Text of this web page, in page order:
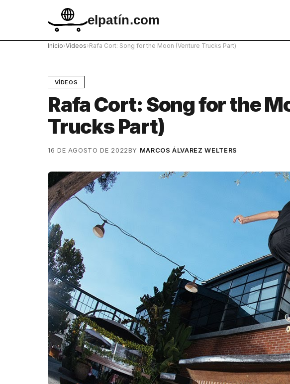
elpatín.com
Inicio›Vídeos›Rafa Cort: Song for the Moon (Venture Trucks Part)
VÍDEOS
Rafa Cort: Song for the
Trucks Part)
16 DE AGOSTO DE 2022BY MARCOS ÁLVAREZ WELTERS